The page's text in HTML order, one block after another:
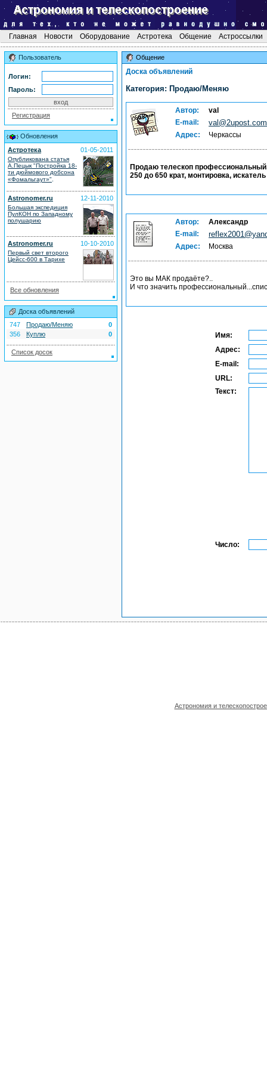
Главная Новости Оборудование Астротека Общение Астроссылки
Пользователь
Логин:
Пароль:
Регистрация
Обновления
Астротека
01-05-2011
Опубликована статья
А.Пецык "Постройка 18-
ти дюймового добсона
«Фомальгаут»"
Astronomer.ru 12-11-2010
Большая экспедиция
ПулКОН по Западному
полушарию
Astronomer.ru 10-10-2010
Первый свет второго
Цейсс-600 в Тарихе
Все обновления
Доска объявлений
747
Продаю/Меняю
0
356
Куплю 0
Список досок
Общение
Доска объявлений
Категория: Продаю/Меняю
Автор:
val
E-mail:
val@2upost.com
Адрес: Черкассы
Продаю телескоп
250 до 650 крат, монтировка,
Автор:
Александр
E-mail:
Адрес: Москва
Это вы МАК продаёте?..
И что значить
Имя:
Адрес:
E-mail:
URL:
Текст:
Число:
Астрономия и